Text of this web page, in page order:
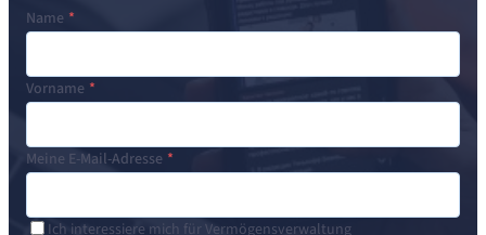
Name
Vorname
Meine E-Mail-Adresse
Ich interessiere mich für Vermögensverwaltung